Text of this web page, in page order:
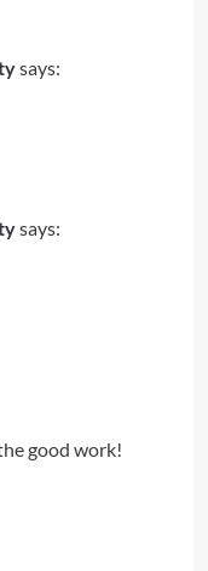
says:
says:
good work!